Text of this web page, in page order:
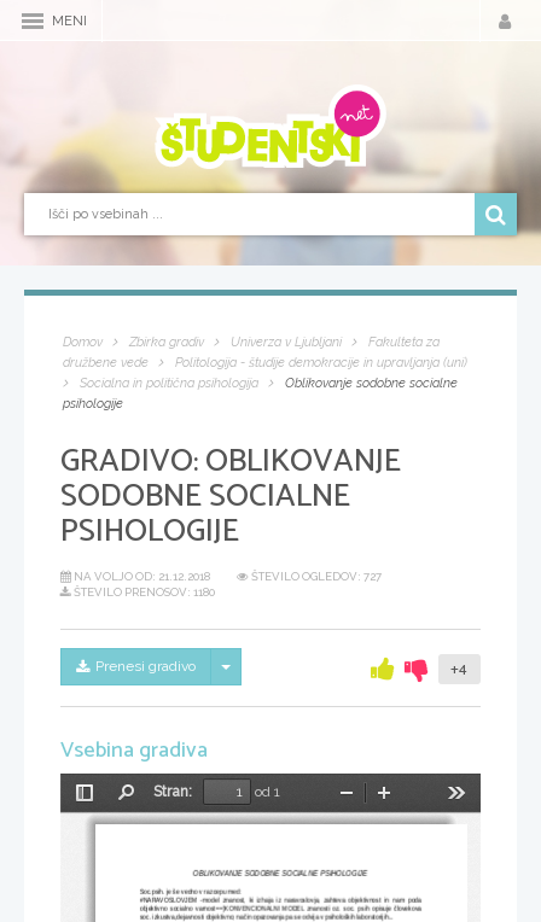
MENI
Domov Zbirka gradiv Univerza v Ljubljani
Fakulteta za
družbene vede
Politologija - študije demokracije in upravljanja (uni)
Socialna in politična psihologija
Oblikovanje sodobne socialne
psihologije
GRADIVO:OBLIKOVANJE
SODOBNE SOCIALNE
PSIHOLOGIJE
NA VOLJO OD: 21.12.2018
ŠTEVILO OGLEDOV: 727
ŠTEVILO PRENOSOV: 1180
Prenesi gradivo Skrij/prikaži meni +4
Vsebina gradiva
Preklopi
stransko
Stran:
od 1
Pomanjšaj
OBLIKOVANJE SODOBNE SOCIALNE PSIHOLOGIJE
Soc.psih. je še vedno v razcepu med:
#NARAVOSLOVJEM   -model   znanost,   ki   izhaja   iz   naravoslovja,   zahteva   objektivnost   in   nam   poda
objektivno  socialno  varnost==)KONVENCIONALNI  MODEL znanosti  oz.  soc.  psih  opisuje  človekova
soc. izkustva,dejavnosti objektivno; način opazovanja pa se odvija v psiholoških laboratorijih...